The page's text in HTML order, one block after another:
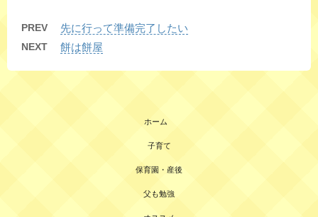
PREV 先に行って準備完了したい
NEXT 餅は餅屋
ホーム
子育て
保育園・産後
父も勉強